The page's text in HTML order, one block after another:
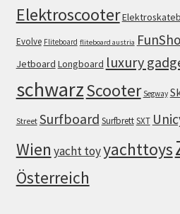
Elektroscooter
Evolve Fliteboard fliteboard austria
Jetboard Longboard luxury
schwarzScooter Segway
Street Surfboard SurfbrettSXT
Wien yacht toyyachttoys
Österreich